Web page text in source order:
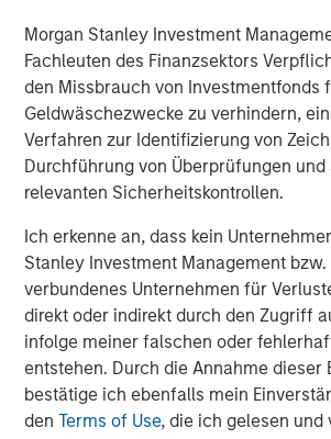
Morgan Stanley Investment
Fachleuten des Finanzsektors
den Missbrauch von Investmentfonds
Geldwäschezwecke zu verhindern,
Verfahren zur Identifizierung von
Durchführung von Überprüfungen und
relevanten Sicherheitskontrollen.
Ich erkenne an, dass kein
Stanley Investment Management bzw.
verbundenes Unternehmen für
direkt oder indirekt durch den Zugriff
infolge meiner falschen oder
entstehen. Durch die Annahme dieser
bestätige ich ebenfalls mein
denTerms of Use, die ich gelesen und
“We are pleased to be UVP’s financing
support the company in its next phase
Ashwin Krishnan, co-Head of North
Credit, Morgan Stanley Investment
debt investment is an example of our
flexible credit capital in the current
Harris Williams LLC advised UVP and
placement agent in connection with
QS Capital Advisors acted as the
Brooks Eye Associates in connection
About Unifeye Vision Partners